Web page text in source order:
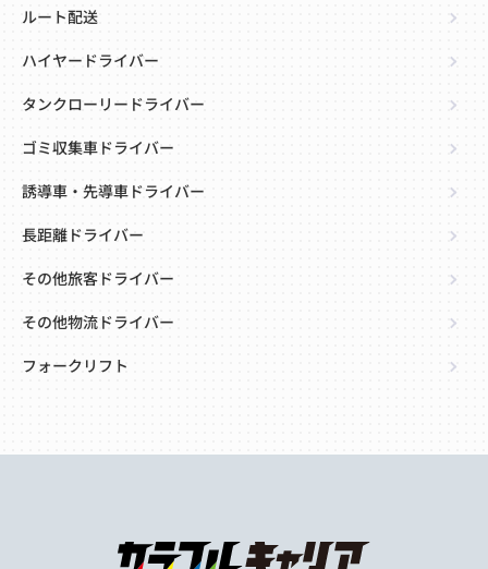
ルート配送
ハイヤードライバー
タンクローリードライバー
ゴミ収集車ドライバー
誘導車・先導車ドライバー
長距離ドライバー
その他旅客ドライバー
その他物流ドライバー
フォークリフト